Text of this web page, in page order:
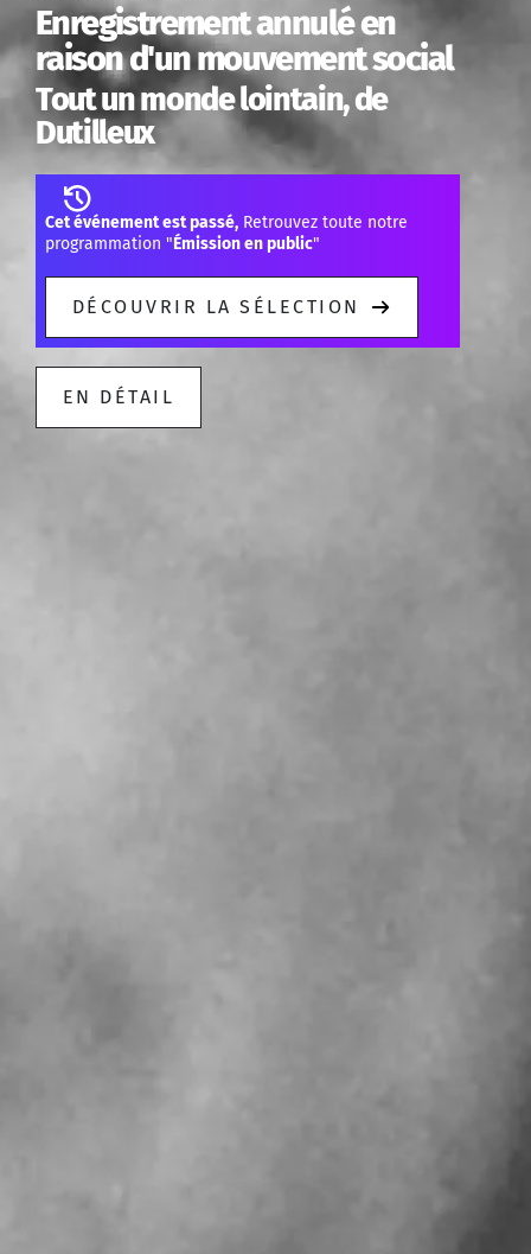
Enregistrement annulé en
raison d'un mouvement social
Tout un monde lointain, de
Dutilleux
Cet événement est passé, Retrouvez toute notre
programmation "Émission en public"
DÉCOUVRIR LA SÉLECTION
EN DÉTAIL